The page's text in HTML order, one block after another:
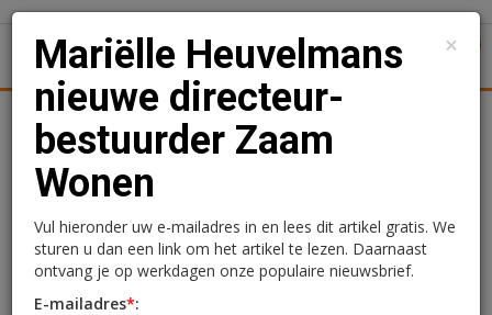
Juridisch | Fiscaal
Mariëlle Heuvelmans
nieuwe directeur-
bestuurder Zaam Wonen
×
Mariëlle Heuvelmans
nieuwe directeur-
bestuurder Zaam
Wonen
Vul hieronder uw e-mailadres in en lees dit artikel gratis. We
sturen u dan een link om het artikel te lezen. Daarnaast
ontvang je op werkdagen onze populaire nieuwsbrief.
E-mailadres*: